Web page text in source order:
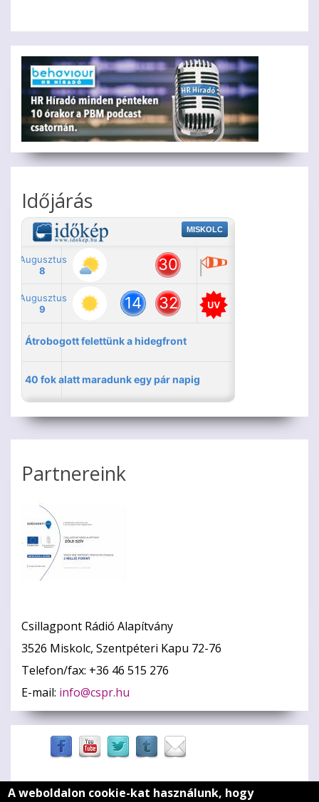
Időjárás
Partnereink
Csillagpont Rádió Alapítvány
3526 Miskolc, Szentpéteri Kapu 72-76
Telefon/fax: +36 46 515 276
E-mail: info@cspr.hu
A weboldalon cookie-kat használunk, hogy